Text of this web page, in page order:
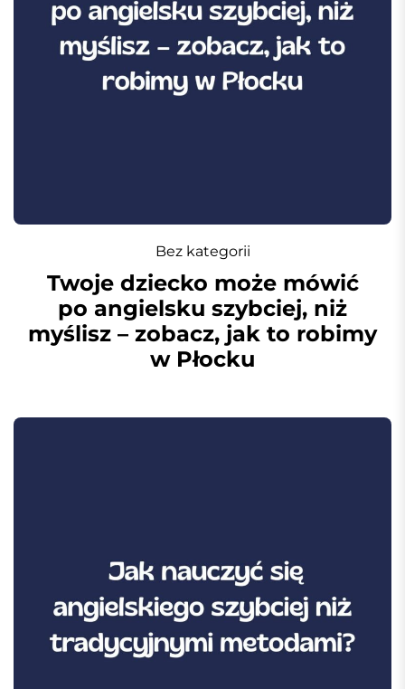
Bez kategorii
Twoje dziecko może mówić
po angielsku szybciej, niż
myślisz – zobacz, jak to robimy
w Płocku